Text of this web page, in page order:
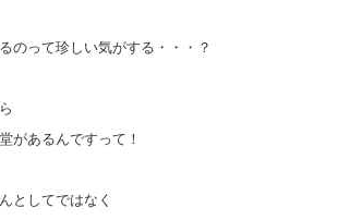
のって珍しい気がする・・・？
があるんですって！
としてではなく